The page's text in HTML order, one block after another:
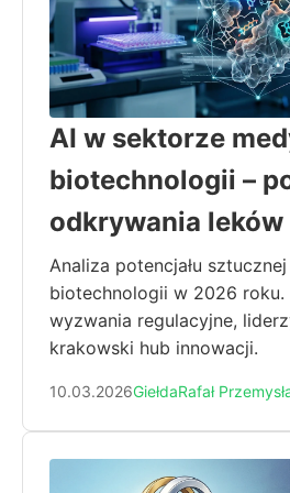
AI w sektorze
biotechnologii –
odkrywania leków
Analiza potencjału
biotechnologii w 2026 roku.
wyzwania regulacyjne,
krakowski hub innowacji.
10.03.2026GiełdaRafał